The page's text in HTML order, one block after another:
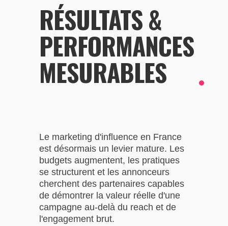
RÉSULTATS &
PERFORMANCES
MESURABLES
Le marketing d'influence en France
est désormais un levier mature. Les
budgets augmentent, les pratiques
se structurent et les annonceurs
cherchent des partenaires capables
de démontrer la valeur réelle d'une
campagne au-delà du reach et de
l'engagement brut.